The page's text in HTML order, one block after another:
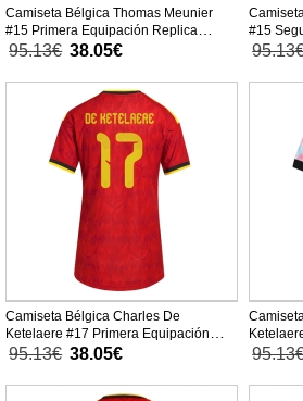
Camiseta Bélgica Thomas Meunier
#15 Primera Equipación Replica
Mundial 2026 para mujer mangas
95.13€ 38.05€
#15
Mundial
Camiseta Bélgica Charles De
Ketelaere #17 Primera Equipación
Replica Mundial 2026 para mujer
95.13€ 38.05€
Replica